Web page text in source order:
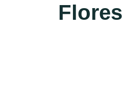
Flores